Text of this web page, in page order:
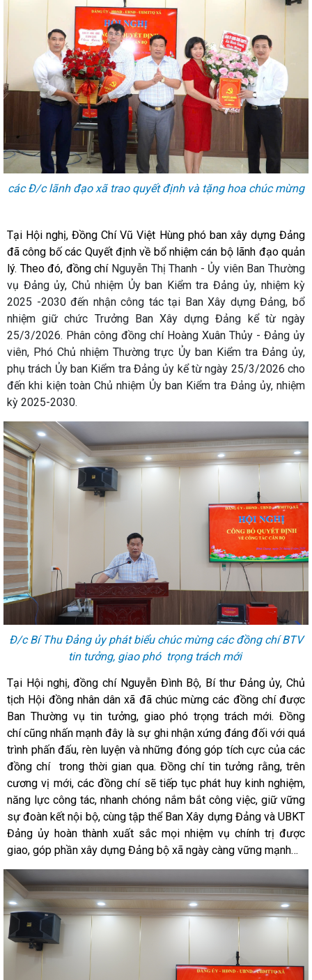
các Đ/c lãnh đạo xã trao quyết định và tặng hoa chúc mừng
Tại Hội nghị, Đồng Chí Vũ Việt Hùng phó ban xây dựng Đảng
đã công bố các Quyết định về bổ nhiệm cán bộ lãnh đạo quản
lý. Theo đó, đồng chí Nguyễn Thị Thanh - Ủy viên Ban Thường
vụ Đảng ủy, Chủ nhiệm Ủy ban Kiểm tra Đảng ủy, nhiệm kỳ
2025 -2030 đến nhận công tác tại Ban Xây dựng Đảng, bổ
nhiệm giữ chức Trưởng Ban Xây dựng Đảng kể từ ngày
25/3/2026. Phân công đồng chí Hoàng Xuân Thủy - Đảng ủy
viên, Phó Chủ nhiệm Thường trực Ủy ban Kiểm tra Đảng ủy,
phụ trách Ủy ban Kiểm tra Đảng ủy kể từ ngày 25/3/2026 cho
đến khi kiện toàn Chủ nhiệm Ủy ban Kiểm tra Đảng ủy, nhiệm
kỳ 2025-2030.
Đ/c Bí Thu Đảng ủy phát biểu chúc mừng các đồng chí BTV
tin tưởng, giao phó trọng trách mới
Tại Hội nghị, đồng chí Nguyễn Đình Bộ, Bí thư Đảng ủy, Chủ
tịch Hội đồng nhân dân xã đã chúc mừng các đồng chí được
Ban Thường vụ tin tưởng, giao phó trọng trách mới. Đồng
chí cũng nhấn mạnh đây là sự ghi nhận xứng đáng đối với quá
trình phấn đấu, rèn luyện và những đóng góp tích cực của các
đồng chí trong thời gian qua. Đồng chí tin tưởng rằng, trên
cương vị mới, các đồng chí sẽ tiếp tục phát huy kinh nghiệm,
năng lực công tác, nhanh chóng nắm bắt công việc, giữ vững
sự đoàn kết nội bộ, cùng tập thể Ban Xây dựng Đảng và UBKT
Đảng ủy hoàn thành xuất sắc mọi nhiệm vụ chính trị được
giao, góp phần xây dựng Đảng bộ xã ngày càng vững mạnh…